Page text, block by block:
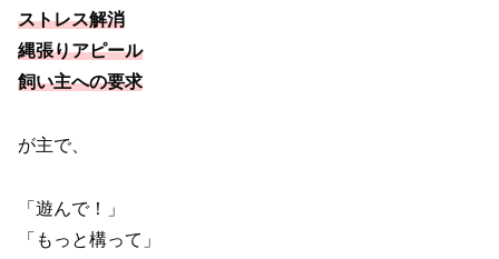
ストレス解消
縄張りアピール
飼い主への要求
が主で、
「遊んで！」
「もっと構って」